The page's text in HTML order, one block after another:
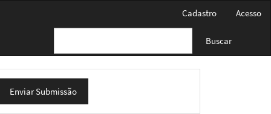
Cadastro Acesso
Buscar
Enviar Submissão